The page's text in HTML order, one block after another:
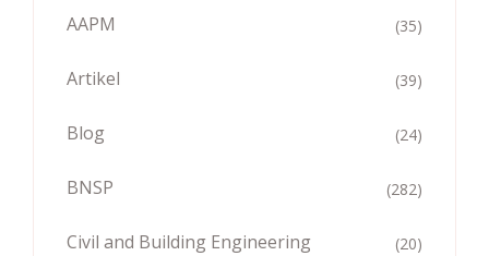
AAPM (35)
Artikel (39)
Blog (24)
BNSP (282)
Civil and Building Engineering (20)